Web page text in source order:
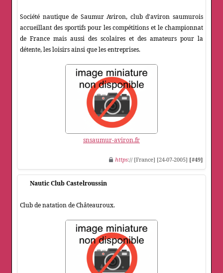
Société nautique de Saumur Aviron, club d'aviron saumurois
accueillant des sportifs pour les compétitions et le championnat
de France mais aussi des scolaires et des amateurs pour la
détente, les loisirs ainsi que les entreprises.
snsaumur-aviron.fr
https:// [France] [24-07-2005] [#49]
Nautic Club Castelroussin
Club de natation de Châteauroux.